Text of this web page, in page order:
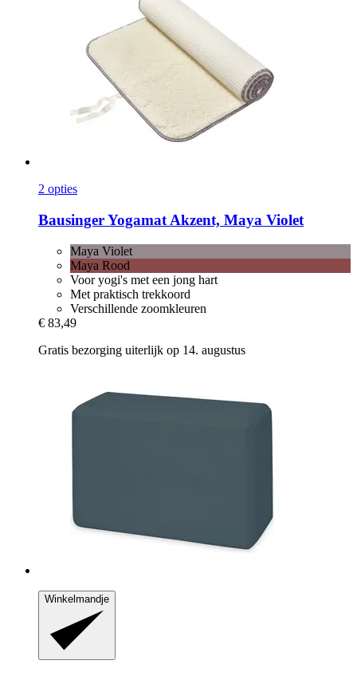
2 opties
BausingerYogamat Akzent, Maya Violet
Maya Violet
Maya Rood
Voor yogi's met een jong hart
Met praktisch trekkoord
Verschillende zoomkleuren
€ 83,49
Gratis bezorging uiterlijk op 14. augustus
Winkelmandje